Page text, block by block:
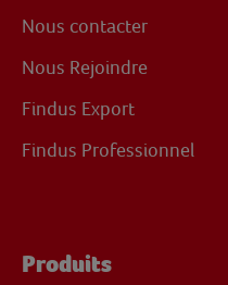
Nous contacter
Nous Rejoindre
Findus Export
Findus Professionnel
Produits